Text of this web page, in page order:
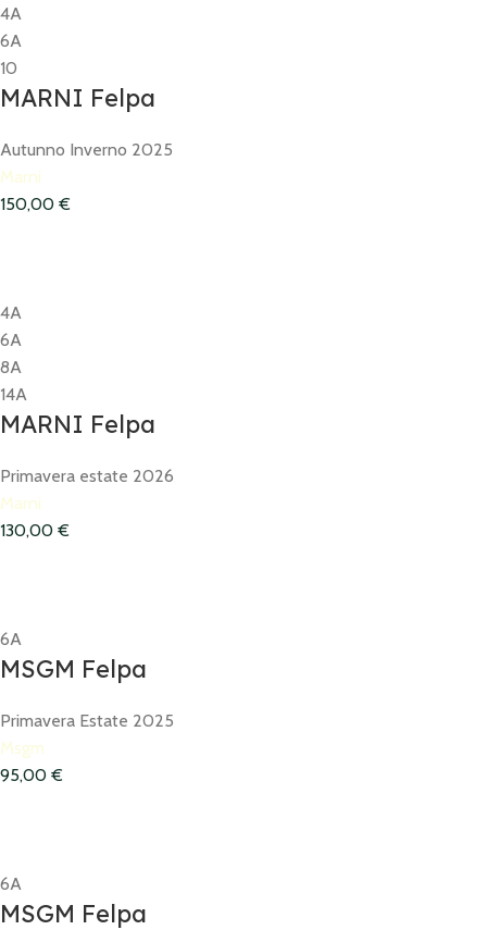
4A
6A
10
MARNI Felpa
Autunno Inverno 2025
Marni
150,00 €
4A
6A
8A
14A
MARNI Felpa
Primavera estate 2026
Marni
130,00 €
6A
MSGM Felpa
Primavera Estate 2025
Msgm
95,00 €
6A
MSGM Felpa